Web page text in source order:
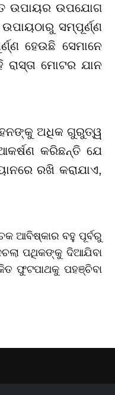
ଉପାୟର ଉପଯୋଗ
ସମ୍ପୂର୍ଣ୍ଣ
ହେଉଛି ସେମାନେ
ମୋଟର ଯାନ
ଅଧିକ ଗୁରୁତ୍ୱ
କରିଛନ୍ତି ଯେ
ରଖି କରାଯାଏ,
ଆବିଷ୍କାର ବହୁ ପୂର୍ବରୁ
ପଥିକଙ୍କୁ ଦିଆଯିବା
ଫୁଟପାଥକୁ ପହଞ୍ଚିବା